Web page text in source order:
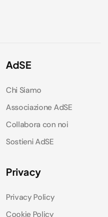
AdSE
Chi Siamo
Associazione AdSE
Collabora con noi
Sostieni AdSE
Privacy
Privacy Policy
Cookie Policy